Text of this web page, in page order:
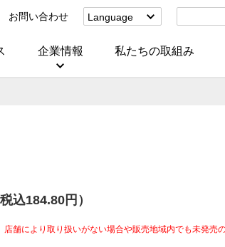
お問い合わせ
Language
(Corporate)
企業情報 私たちの取組み
込184.80円）
店舗により取り扱いがない場合や販売地域内でも未発売